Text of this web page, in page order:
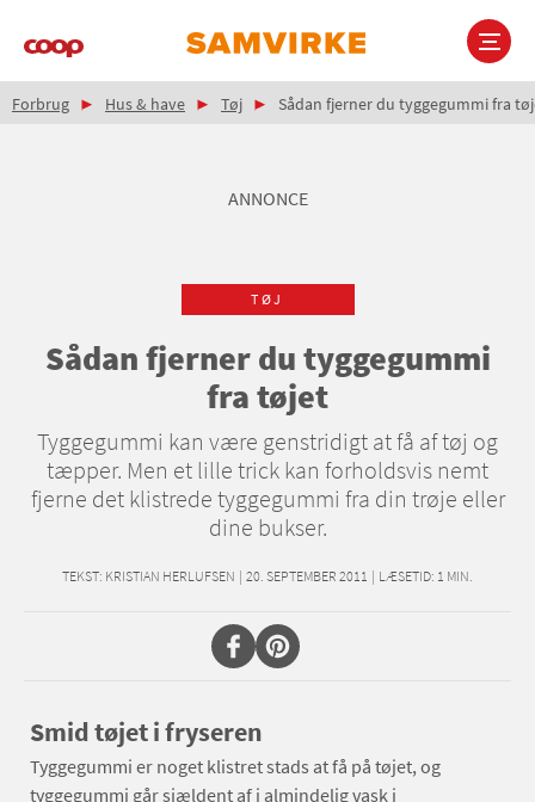
Main
Brødkrumme
Forbrug Hus & have Tøj Sådan fjerner du tyggegummi fra
ANNONCE
TØJ
Sådan fjerner du tyggegummi
fra tøjet
Tyggegummi kan være genstridigt at få af tøj og
tæpper. Men et lille trick kan forholdsvis nemt
fjerne det klistrede tyggegummi fra din trøje eller
dine bukser.
TEKST: KRISTIAN HERLUFSEN | 20. SEPTEMBER 2011 | LÆSETID: 1 MIN.
Smid tøjet i fryseren
Tyggegummi er noget klistret stads at få på tøjet, og
tyggegummi går sjældent af i almindelig vask i